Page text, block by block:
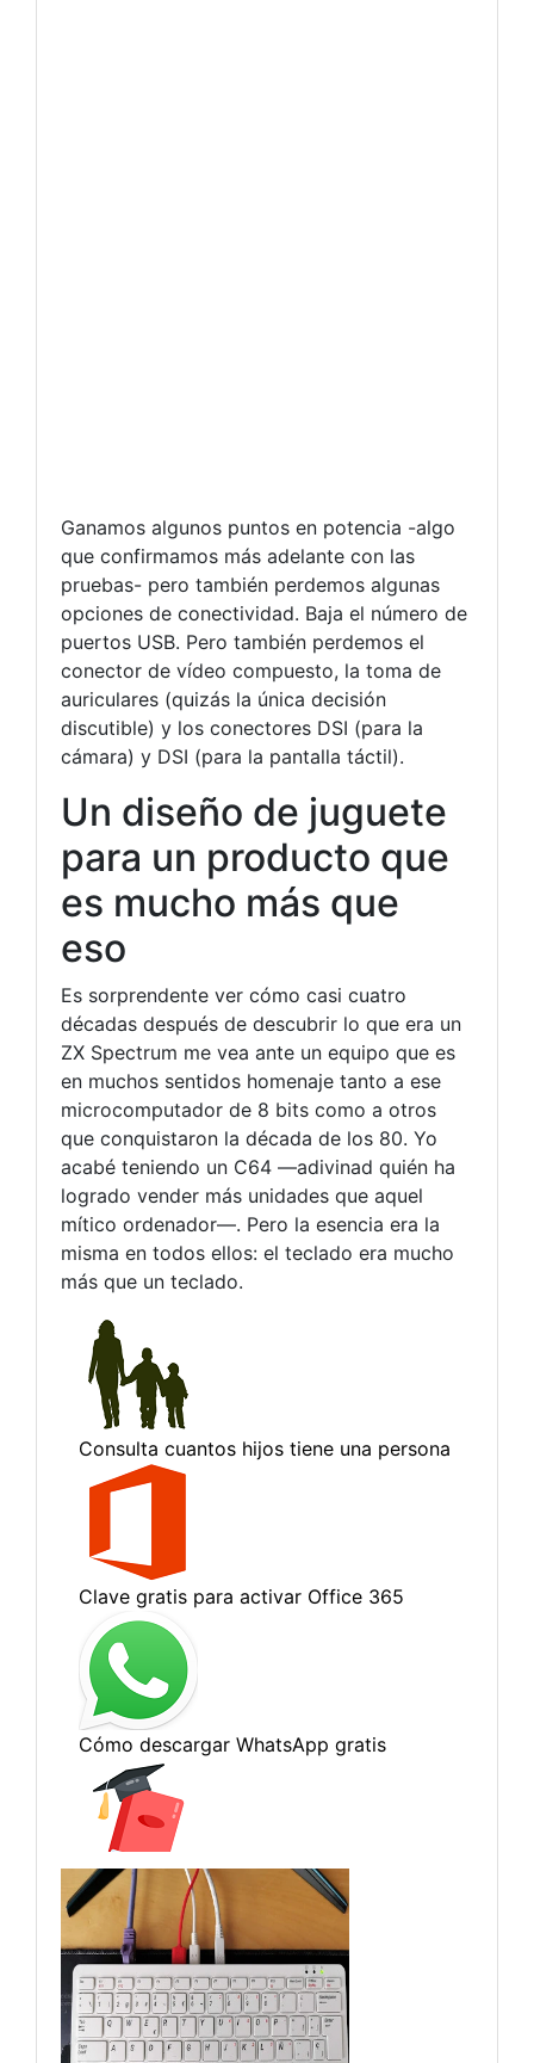
Ganamos algunos puntos en potencia -algo
que confirmamos más adelante con las
pruebas- pero también perdemos algunas
opciones de conectividad. Baja el número de
puertos USB. Pero también perdemos el
conector de vídeo compuesto, la toma de
auriculares (quizás la única decisión
discutible) y los conectores DSI (para la
cámara) y DSI (para la pantalla táctil).
Un diseño de juguete
para un producto que
es mucho más que
eso
Es sorprendente ver cómo casi cuatro
décadas después de descubrir lo que era un
ZX Spectrum me vea ante un equipo que es
en muchos sentidos homenaje tanto a ese
microcomputador de 8 bits como a otros
que conquistaron la década de los 80. Yo
acabé teniendo un C64 —adivinad quién ha
logrado vender más unidades que aquel
mítico ordenador—. Pero la esencia era la
misma en todos ellos: el teclado era mucho
más que un teclado.